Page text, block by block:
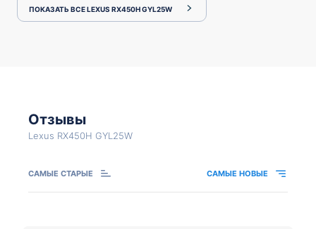
ПОКАЗАТЬ ВСЕ LEXUS RX450H GYL25W
Отзывы
Lexus RX450H GYL25W
САМЫЕ СТАРЫЕ САМЫЕ НОВЫЕ